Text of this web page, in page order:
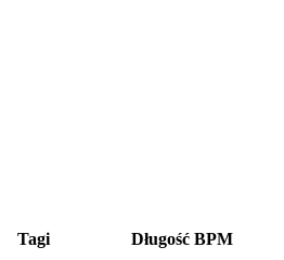
Tagi Długość BPM